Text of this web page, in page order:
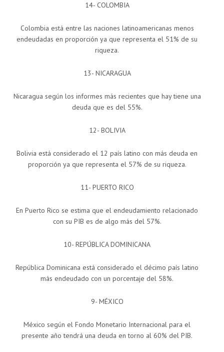
14- COLOMBIA
Colombia está entre las naciones latinoamericanas menos
endeudadas en proporción ya que representa el 51% de su
riqueza.
13- NICARAGUA
Nicaragua según los informes más recientes que hay tiene una
deuda que es del 55%.
12- BOLIVIA
Bolivia está considerado el 12 país latino con más deuda en
proporción ya que representa el 57% de su riqueza.
11- PUERTO RICO
En Puerto Rico se estima que el endeudamiento relacionado
con su PIB es de algo más del 57%.
10- REPÚBLICA DOMINICANA
República Dominicana está considerado el décimo país latino
más endeudado con un porcentaje del 58%.
9- MÉXICO
México según el Fondo Monetario Internacional para el
presente año tendrá una deuda en torno al 60% del PIB.